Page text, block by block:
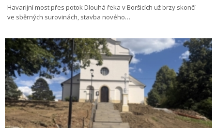
Havarijní most přes potok Dlouhá řeka v Boršicích už brzy skončí
ve sběrných surovinách, stavba nového…